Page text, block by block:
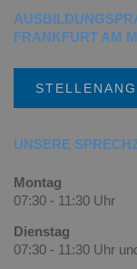
FRANKFURT AM
UNSERE
Montag
07:30 - 11:30 Uhr
Dienstag
07:30 - 11:30 Uhr